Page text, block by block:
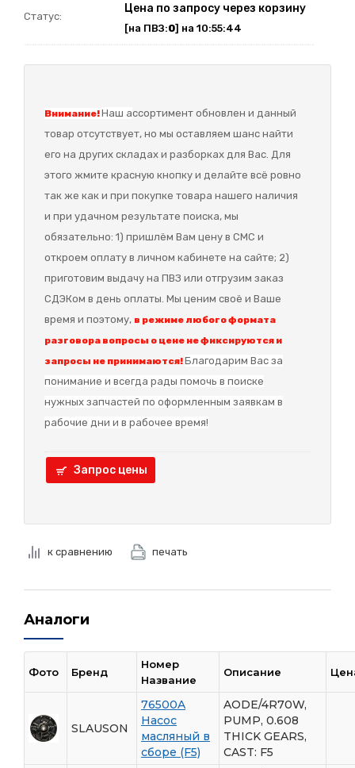
Статус:
Цена по запросу через корзину
[на ПВЗ:0] на 10:55:44
Внимание!Наш ассортимент обновлен и данный
товар отсутствует, но мы оставляем шанс найти
его на других складах и разборках для Вас. Для
этого жмите красную кнопку и делайте всё ровно
так же как и при покупке товара нашего наличия
и при удачном результате поиска, мы
обязательно: 1) пришлём Вам цену в СМС и
откроем оплату в личном кабинете на сайте; 2)
приготовим выдачу на ПВЗ или отгрузим заказ
СДЭКом в день оплаты. Мы ценим своё и Ваше
время и поэтому, в режиме любого формата
разговора вопросы о цене не фиксируются и
запросы не принимаются!Благодарим Вас за
понимание и всегда рады помочь в поиске
нужных запчастей по оформленным заявкам в
рабочие дни и в рабочее время!
Запрос цены
к сравнению печать
Аналоги
Фото Бренд
Номер
Название
Описание
SLAUSON
76500A
Насос
масляный в
сборе (F5)
AODE/4R70W,
PUMP, 0.608
THICK GEARS,
CAST: F5